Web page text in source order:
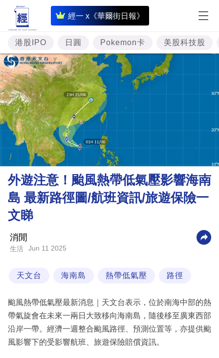
經一 x《華爾街日報》
即
時
財
經
專
題
投
資
樓
市
理
財
商
技
場
生
活
時
事
港股IPO 日圓 Pokemon卡 美股科技股
外遊注意！颱風熱帶低氣壓影響海南
島 最新路徑圖/航班資訊/旅遊保險一
文睇
消閒
生活 Jun 11 2025
天文台 海南島 熱帶低氣壓 路徑
颱風熱帶低氣壓最新消息｜天文台表示，位於南海中部的熱
帶氣旋會在未來一兩日大致移向海南島，隨後移至廣東西部
沿岸一帶。經濟一週整合颱風路徑、預測位置等，亦提供颱
風影響下的受影響航班、旅遊保險賠償資訊。